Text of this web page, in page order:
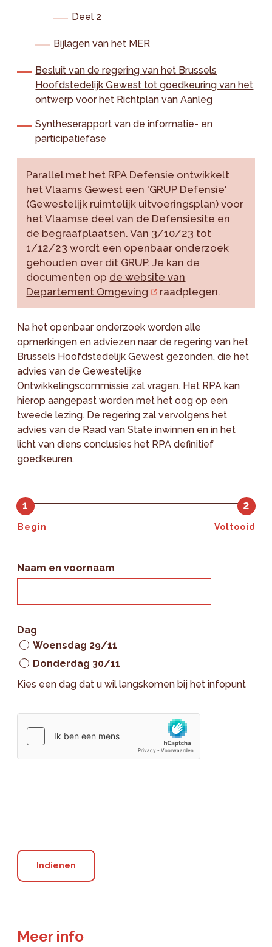
Deel 2
Bijlagen van het MER
Besluit van de regering van het Brussels
Hoofdstedelijk Gewest tot goedkeuring van het
ontwerp voor het Richtplan van Aanleg
Syntheserapport van de informatie- en
participatiefase
Parallel met het RPA Defensie ontwikkelt
het Vlaams Gewest een 'GRUP Defensie'
(Gewestelijk ruimtelijk uitvoeringsplan) voor
het Vlaamse deel van de Defensiesite en
de begraafplaatsen. Van 3/10/23 tot
1/12/23 wordt een openbaar onderzoek
gehouden over dit GRUP. Je kan de
documenten op de website van
Departement Omgeving
raadplegen.
Na het openbaar onderzoek worden alle
opmerkingen en adviezen naar de regering van het
Brussels Hoofdstedelijk Gewest gezonden, die het
advies van de Gewestelijke
Ontwikkelingscommissie zal vragen. Het RPA kan
hierop aangepast worden met het oog op een
tweede lezing. De regering zal vervolgens het
advies van de Raad van State inwinnen en in het
licht van diens conclusies het RPA definitief
goedkeuren.
1
Begin
2
Voltooid
Naam en voornaam
Dag
Woensdag 29/11
Donderdag 30/11
Kies een dag dat u wil langskomen bij het infopunt
Meer info